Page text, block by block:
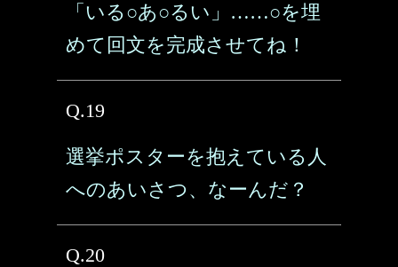
「いる○あ○るい」……○を埋
めて回文を完成させてね！
Q.19
選挙ポスターを抱えている人
へのあいさつ、なーんだ？
Q.20